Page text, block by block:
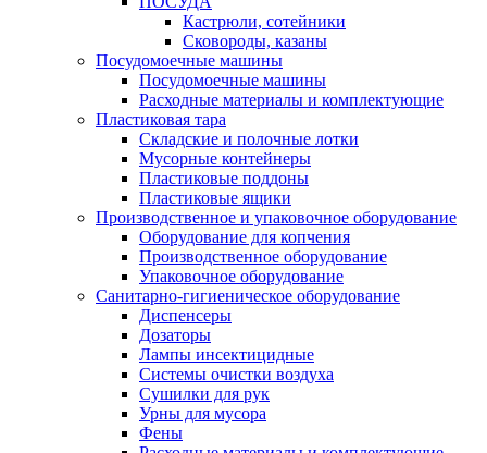
Кастрюли, сотейники
Сковороды, казаны
Посудомоечные машины
Посудомоечные машины
Расходные материалы и комплектующие
Пластиковая тара
Складские и полочные лотки
Мусорные контейнеры
Пластиковые поддоны
Пластиковые ящики
Производственное и упаковочное оборудование
Оборудование для копчения
Производственное оборудование
Упаковочное оборудование
Санитарно-гигиеническое оборудование
Диспенсеры
Дозаторы
Лампы инсектицидные
Системы очистки воздуха
Сушилки для рук
Урны для мусора
Фены